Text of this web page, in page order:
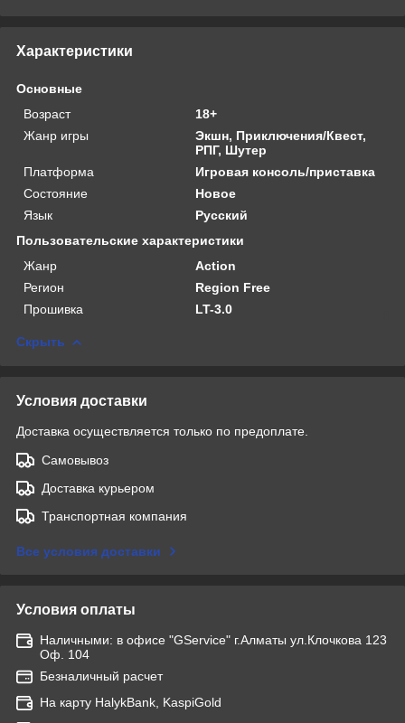
Характеристики
Основные
Возраст
18+
Жанр игры
Экшн, Приключения/Квест,
РПГ, Шутер
Платформа
Игровая консоль/приставка
Состояние
Новое
Язык
Русский
Пользовательские характеристики
Жанр
Action
Регион
Region Free
Прошивка
LT-3.0
Скрыть
Условия доставки
Доставка осуществляется только по предоплате.
Самовывоз
Доставка курьером
Транспортная компания
Все условия доставки
Условия оплаты
Наличными: в офисе "GService" г.Алматы ул.Клочкова 123
Оф. 104
Безналичный расчет
На карту HalykBank, KaspiGold